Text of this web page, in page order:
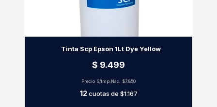
Tinta Scp Epson 1Lt Dye Yellow
$ 9.499
Precio S/Imp.Nac. $7.850
12cuotas de $1.167